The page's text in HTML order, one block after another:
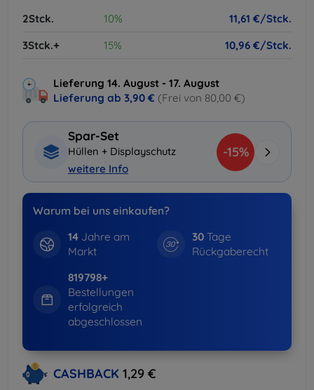
2Stck.
10%
11,61 €/Stck.
3Stck.+
15% 10,96 €/Stck.
Lieferung 14. August - 17. August
Lieferung ab 3,90 € (Frei von 80,00 €)
Spar-Set
Hüllen + Displayschutz
weitere Info
-15%
Warum bei uns einkaufen?
14Jahre am
Markt
30 Tage
Rückgaberecht
819798+
Bestellungen
erfolgreich
abgeschlossen
CASHBACK 1,29 €